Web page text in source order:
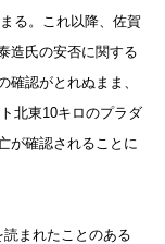
る。これ以降、佐賀
造氏の安否に関する
確認がとれぬまま、
北東10キロのプラダ
が確認されることに
まれたことのある